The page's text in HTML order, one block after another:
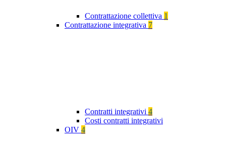
Contrattazione collettiva 1
Contrattazione integrativa 7
Contratti integrativi 4
Costi contratti integrativi
OIV 4